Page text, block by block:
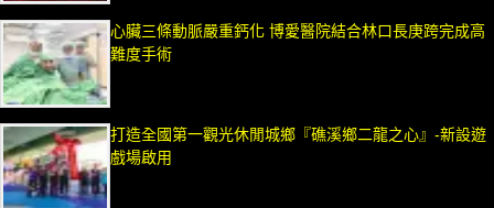
心臟三條動脈嚴重鈣化 博愛醫院結合林口長庚跨完成高
難度手術
打造全國第一觀光休閒城鄉『礁溪鄉二龍之心』-新設遊
戲場啟用